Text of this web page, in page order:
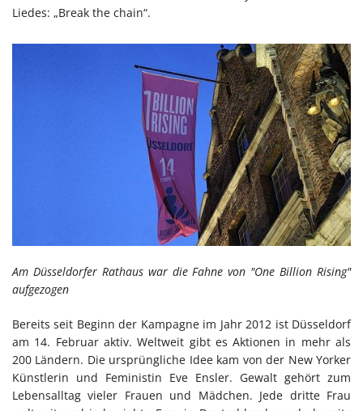
Liedes: „Break the chain“.
Am Düsseldorfer Rathaus war die Fahne von "One Billion Rising"
aufgezogen
Bereits seit Beginn der Kampagne im Jahr 2012 ist Düsseldorf
am 14. Februar aktiv. Weltweit gibt es Aktionen in mehr als
200 Ländern. Die ursprüngliche Idee kam von der New Yorker
Künstlerin und Feministin Eve Ensler. Gewalt gehört zum
Lebensalltag vieler Frauen und Mädchen. Jede dritte Frau